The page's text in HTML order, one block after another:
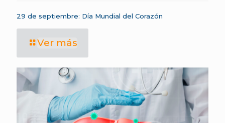
29 de septiembre: Día Mundial del Corazón
Ver más